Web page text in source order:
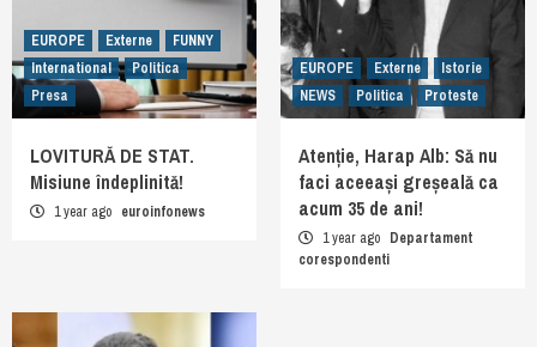
EUROPE Externe
FUNNY
International
Politica
Presa
LOVITURĂ DE STAT.
Misiune îndeplinită!
1 year ago euroinfonews
EUROPE Externe
Istorie
NEWS
Politica Proteste
Atenție, Harap Alb: Să nu
faci aceeași greșeală ca
acum 35 de ani!
1 year ago Departament
corespondenti